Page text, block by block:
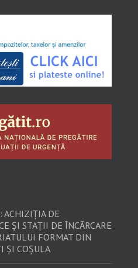
ACHIZIȚIA DE
ȘI STAȚII DE ÎNCĂRCARE
FORMAT DIN
ȘI COȘULA